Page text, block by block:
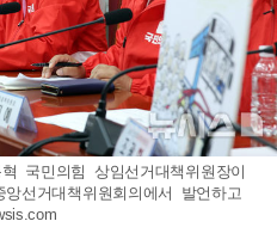
국민의힘 상임선거대책위원장이
선거대책위원회의에서 발언하고